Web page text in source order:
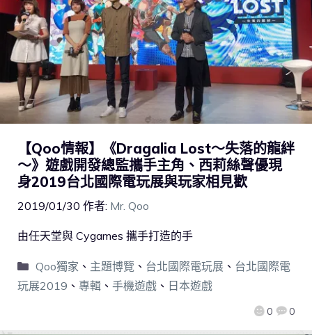
【Qoo情報】《Dragalia Lost～失落的龍絆
～》遊戲開發總監攜手主角、西莉絲聲優現
身2019台北國際電玩展與玩家相見歡
2019/01/30 作者: Mr. Qoo
0 0
由任天堂與 Cygames 攜手打造的手
Qoo獨家 、 主題博覽 、 台北國際電玩展、 台北國際電
玩展2019 、 專輯 、 手機遊戲 、 日本遊戲